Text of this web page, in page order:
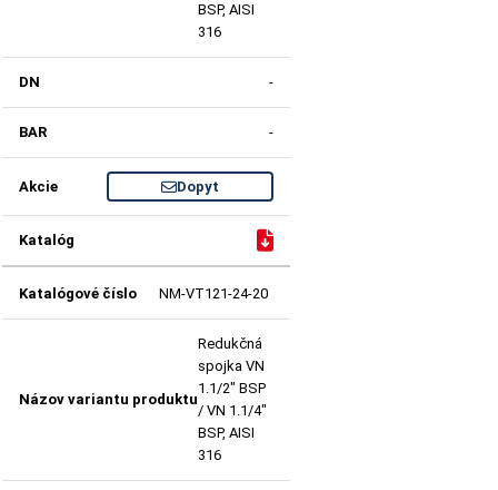
BSP, AISI
316
-
-
Dopyt
NM-VT121-24-20
Redukčná
spojka VN
1.1/2" BSP
/ VN 1.1/4"
BSP, AISI
316